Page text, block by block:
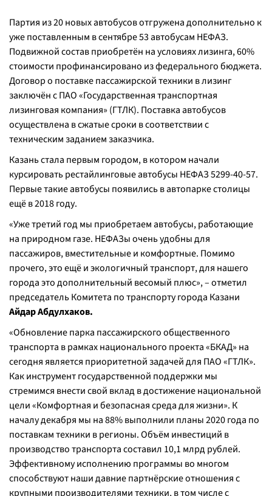
Партия из 20 новых автобусов отгружена дополнительно к
уже поставленным в сентябре 53 автобусам НЕФАЗ.
Подвижной состав приобретён на условиях лизинга, 60%
стоимости профинансировано из федерального бюджета.
Договор о поставке пассажирской техники в лизинг
заключён с ПАО «Государственная транспортная
лизинговая компания» (ГТЛК). Поставка автобусов
осуществлена в сжатые сроки в соответствии с
техническим заданием заказчика.
Казань стала первым городом, в котором начали
курсировать рестайлинговые автобусы НЕФАЗ 5299-40-57.
Первые такие автобусы появились в автопарке столицы
ещё в 2018 году.
«Уже третий год мы приобретаем автобусы, работающие
на природном газе. НЕФАЗы очень удобны для
пассажиров, вместительные и комфортные. Помимо
прочего, это ещё и экологичный транспорт, для нашего
города это дополнительный весомый плюс», – отметил
председатель Комитета по транспорту города Казани
Айдар Абдулхаков.
«Обновление парка пассажирского общественного
транспорта в рамках национального проекта «БКАД» на
сегодня является приоритетной задачей для ПАО «ГТЛК».
Как инструмент государственной поддержки мы
стремимся внести свой вклад в достижение национальной
цели «Комфортная и безопасная среда для жизни». К
началу декабря мы на 88% выполнили планы 2020 года по
поставкам техники в регионы. Объём инвестиций в
производство транспорта составил 10,1 млрд рублей.
Эффективному исполнению программы во многом
способствуют наши давние партнёрские отношения с
крупными производителями техники, в том числе с